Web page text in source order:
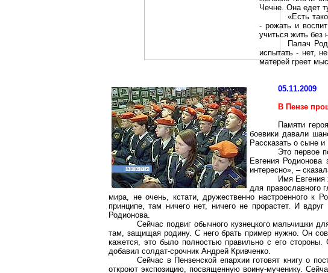
Чечне. Она едет
«Есть
- рожать и
учиться жить без
Палач
испытать - нет,
матерей греет
05.11.2009
В Пензе
Памяти
боевики давали
Рассказать о сыне
Это первое
Евгения
интересно», –
Имя Евгения
для православного
мира, не очень, кстати, дружественно настроенного
принципе, там ничего нет, ничего не прорастет. И
Родионова.
Сейчас подвиг обычного кузнецкого мальчишки
там, защищая родину. С него брать пример нужно. Он
кажется, это было полностью правильно с его
добавил солдат-срочник Андрей Кривченко.
Сейчас в Пензенской епархии готовят книгу о
откроют экспозицию, посвященную воину-мученику.